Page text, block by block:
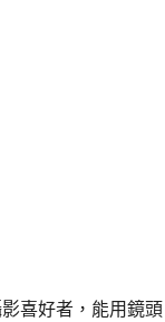
喜好者，能用鏡頭